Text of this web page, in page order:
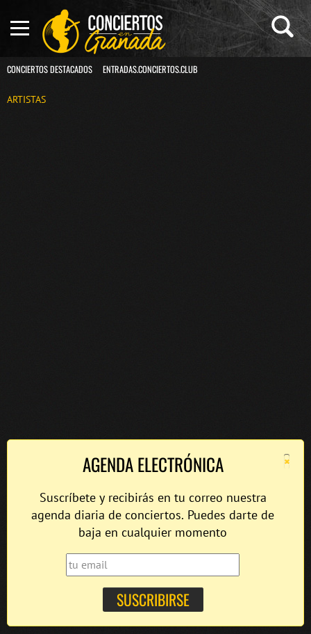
CONCIERTOS DESTACADOS ENTRADAS.CONCIERTOS.CLUB
ARTISTAS
×
AGENDA ELECTRÓNICA
Suscríbete y recibirás en tu correo nuestra
agenda diaria de conciertos. Puedes darte de
baja en cualquier momento